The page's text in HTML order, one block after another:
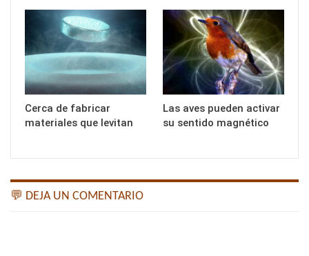
Cerca de fabricar
materiales que levitan
Las aves pueden activar
su sentido magnético
💬 DEJA UN COMENTARIO